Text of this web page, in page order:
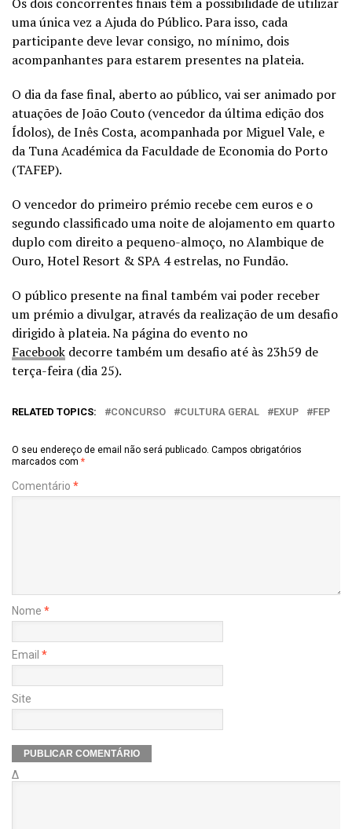
uma única vez a Ajuda do Público. Para isso, cada
participante deve levar consigo, no mínimo, dois
acompanhantes para estarem presentes na plateia.
O dia da fase final, aberto ao público, vai ser animado por
atuações de João Couto (vencedor da última edição dos
Ídolos), de Inês Costa, acompanhada por Miguel Vale, e
da Tuna Académica da Faculdade de Economia do Porto
(TAFEP).
O vencedor do primeiro prémio recebe cem euros e o
segundo classificado uma noite de alojamento em quarto
duplo com direito a pequeno-almoço, no Alambique de
Ouro, Hotel Resort & SPA 4 estrelas, no Fundão.
O público presente na final também vai poder receber
um prémio a divulgar, através da realização de um desafio
dirigido à plateia. Na página do evento no
Facebook decorre também um desafio até às 23h59 de
terça-feira (dia 25).
RELATED TOPICS: CONCURSO CULTURA GERAL EXUP FEP
O seu endereço de email não será publicado. Campos obrigatórios
marcados com *
Comentário *
Nome *
Email *
Site
Δ